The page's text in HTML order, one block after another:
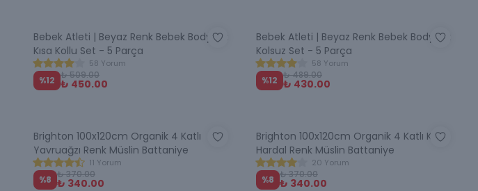
Bebek Atleti | Beyaz Renk Bebek Bodysuit
Kısa Kollu Set - 5 Parça
58 Yorum
%12 ₺ 509.00
₺ 450.00
Bebek Atleti | Beyaz Renk Bebek Bodysuit
Kolsuz Set - 5 Parça
58 Yorum
%12 ₺ 489.00
₺ 430.00
Brighton 100x120cm Organik 4 Katlı
Yavruağzı Renk Müslin Battaniye
11 Yorum
%8 ₺ 370.00
₺ 340.00
Brighton 100x120cm Organik 4 Katlı Koyu
Hardal Renk Müslin Battaniye
20 Yorum
%8 ₺ 370.00
₺ 340.00